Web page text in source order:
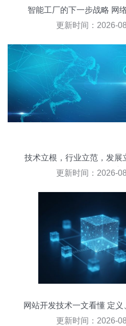
智能工厂的下一步战略 网
更新时间：2026-
技术立根，行业立范，发
网的2.0新
更新时间：2026-
网站开发技术一文看懂 定
解
更新时间：2026-